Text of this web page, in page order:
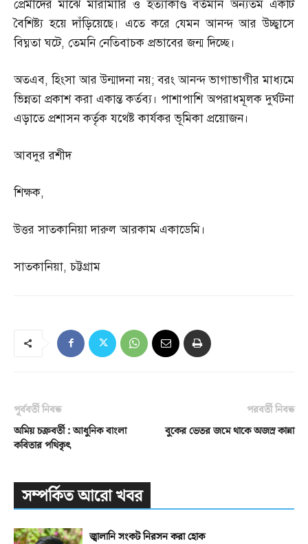
প্রেমীদের মাঝে মারামারি ও হত্যাকাণ্ড বর্তমান অন্যতম একটি
বৈশিষ্ট্য হয়ে দাঁড়িয়েছে। এতে করে যেমন আনন্দ আর উচ্ছ্বাসে
বিঘ্নতা ঘটে, তেমনি নেতিবাচক প্রভাবের জন্ম দিচ্ছে।
অতএব,হিংসা আর উন্মাদনা নয়;বরং আনন্দ ভাগাভাগীর মাধ্যমে
ভিন্নতা প্রকাশ করা একান্ত কর্তব্য। পাশাপাশি অপরাধমূলক দুর্ঘটনা
এড়াতে প্রশাসন কর্তৃক যথেষ্ট কার্যকর ভূমিকা প্রয়োজন।
আবদুর রশীদ
শিক্ষক,
উত্তর সাতকানিয়া দারুল আরকাম একাডেমি।
সাতকানিয়া,চট্টগ্রাম
পূর্ববর্তী নিবন্ধ
অমিয় চক্রবর্তী : আধুনিক বাংলা
কবিতার পথিকৃৎ
পরবর্তী নিবন্ধ
বুকের ভেতর জমে থাকে অজস্র কান্না
সম্পর্কিত আরো খবর
জ্বালানি সংকট নিরসন করা হোক